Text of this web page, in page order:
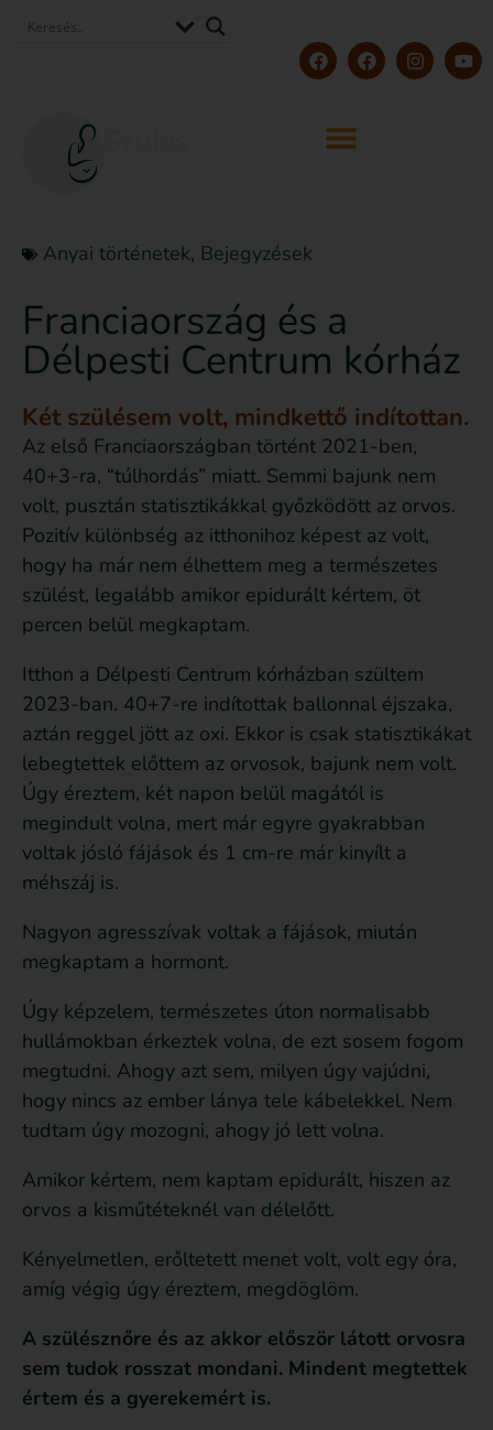
Anyai történetek, Bejegyzések
Franciaország és a
Délpesti Centrum kórház
Két szülésem volt, mindkettő indítottan.
Az első Franciaországban történt 2021-ben,
40+3-ra, “túlhordás” miatt. Semmi bajunk nem
volt, pusztán statisztikákkal győzködött az orvos.
Pozitív különbség az itthonihoz képest az volt,
hogy ha már nem élhettem meg a természetes
szülést, legalább amikor epidurált kértem, öt
percen belül megkaptam.
Itthon a Délpesti Centrum kórházban szültem
2023-ban. 40+7-re indítottak ballonnal éjszaka,
aztán reggel jött az oxi. Ekkor is csak statisztikákat
lebegtettek előttem az orvosok, bajunk nem volt.
Úgy éreztem, két napon belül magától is
megindult volna, mert már egyre gyakrabban
voltak jósló fájások és 1 cm-re már kinyílt a
méhszáj is.
Nagyon agresszívak voltak a fájások, miután
megkaptam a hormont.
Úgy képzelem, természetes úton normalisabb
hullámokban érkeztek volna, de ezt sosem fogom
megtudni. Ahogy azt sem, milyen úgy vajúdni,
hogy nincs az ember lánya tele kábelekkel. Nem
tudtam úgy mozogni, ahogy jó lett volna.
Amikor kértem, nem kaptam epidurált, hiszen az
orvos a kisműtéteknél van délelőtt.
Kényelmetlen, erőltetett menet volt, volt egy óra,
amíg végig úgy éreztem, megdöglöm.
A szülésznőre és az akkor először látott orvosra
sem tudok rosszat mondani. Mindent megtettek
értem és a gyerekemért is.